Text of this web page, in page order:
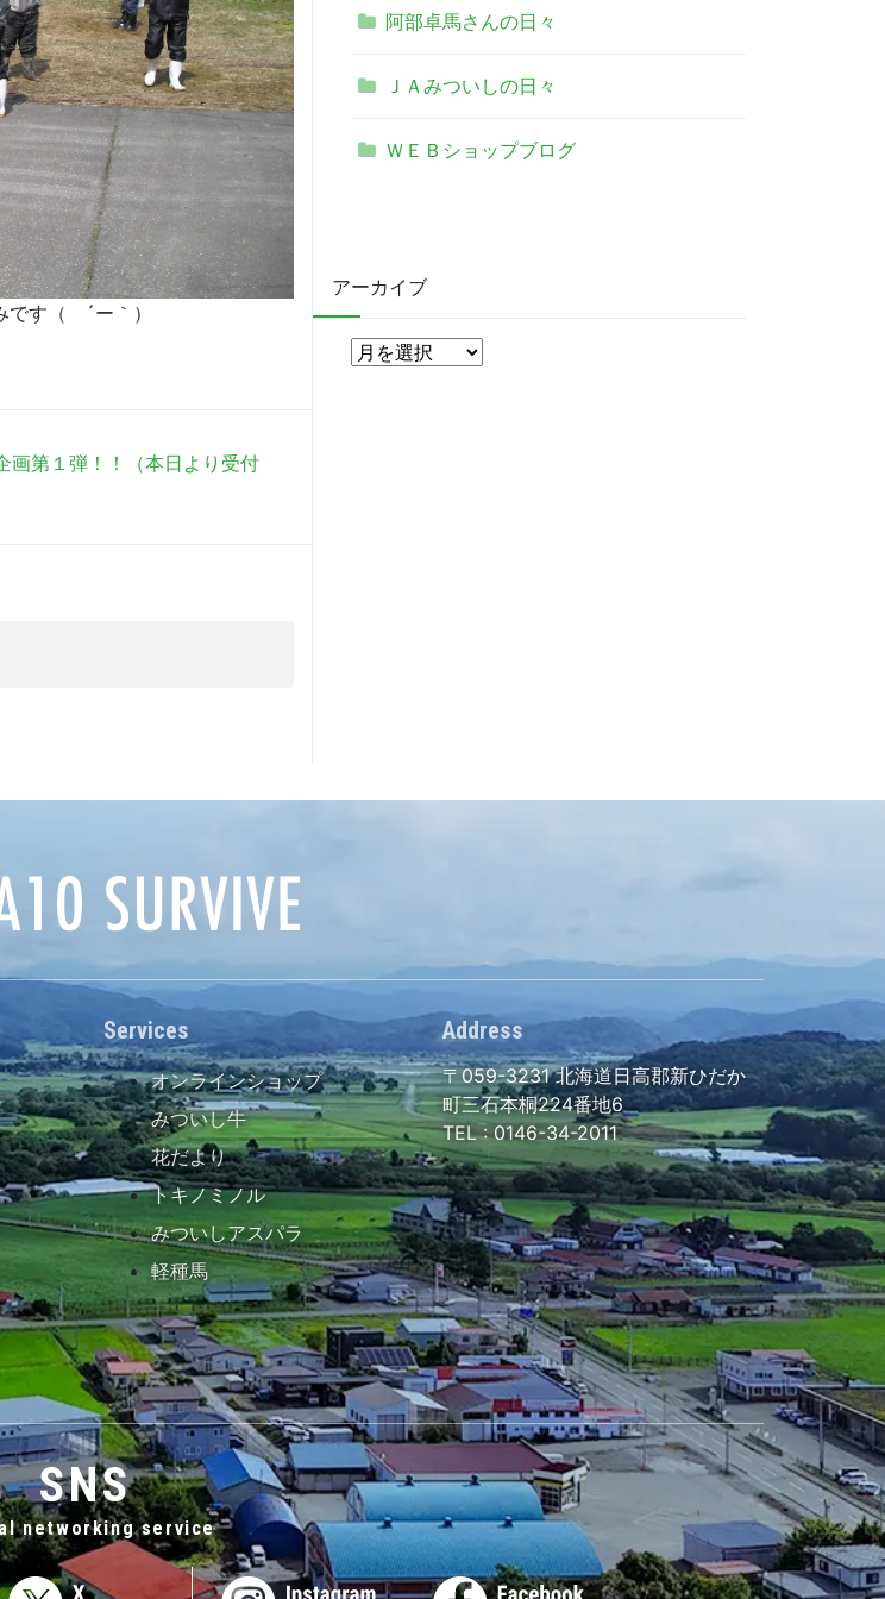
です（ ´ー｀）
画第１弾！！（本日より受付
阿部卓馬さんの日々
ＪＡみついしの日々
ＷＥＢショップブログ
アーカイブ
ア
Services
オンラインショップ
みついし牛
花だより
トキノミノル
みついしアスパラ
軽種馬
Address
〒059-3231北海道日高郡新ひだか
町三石本桐224番地6
TEL :0146-34-2011
SNS
networking service